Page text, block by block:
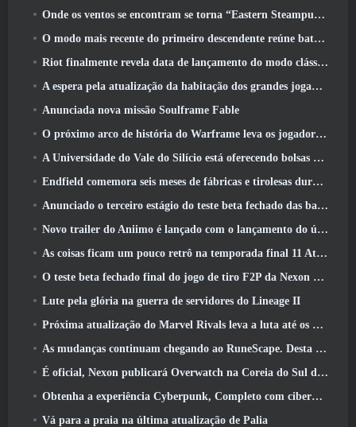
Onde os ventos se encontram se torna “Eastern Steampunk” na versão 2.0
O modo mais recente do primeiro descendente reúne batalhas difíceis de interceptação de vazio e as profundezas
Riot finalmente revela data de lançamento do modo clássico de League Of Legends
A espera pela atualização da habitação dos grandes jogadores do RuneScape acabou
Anunciada nova missão Soulframe Fable
O próximo arco de história do Warframe leva os jogadores a um novo mapa estelar, O Sistema Tau
A Universidade do Vale do Silício está oferecendo bolsas de estudo para jogos e alguns dos requisitos são interessantes
Endfield comemora seis meses de fábricas e tirolesas durante sua próxima atualização
Anunciado o terceiro estágio do teste beta fechado das batalhas de infantaria do War Thunder
Novo trailer do Aniimo é lançado com o lançamento do último teste beta fechado
As coisas ficam um pouco retrô na temporada final 11 Atualizar
O teste beta fechado final do jogo de tiro F2P da Nexon Sudden Attack Zero Point começou hoje
Lute pela glória na guerra de servidores do Lineage II
Próxima atualização do Marvel Rivals leva a luta até os deuses
As mudanças continuam chegando ao RuneScape. Desta vez é a habitação do jogador
É oficial, Nexon publicará Overwatch na Coreia do Sul daqui para frente
Obtenha a experiência Cyberpunk, Completo com ciberpsicose, No próximo evento de crossover do Apex Legends
Vá para a praia na última atualização de Palia